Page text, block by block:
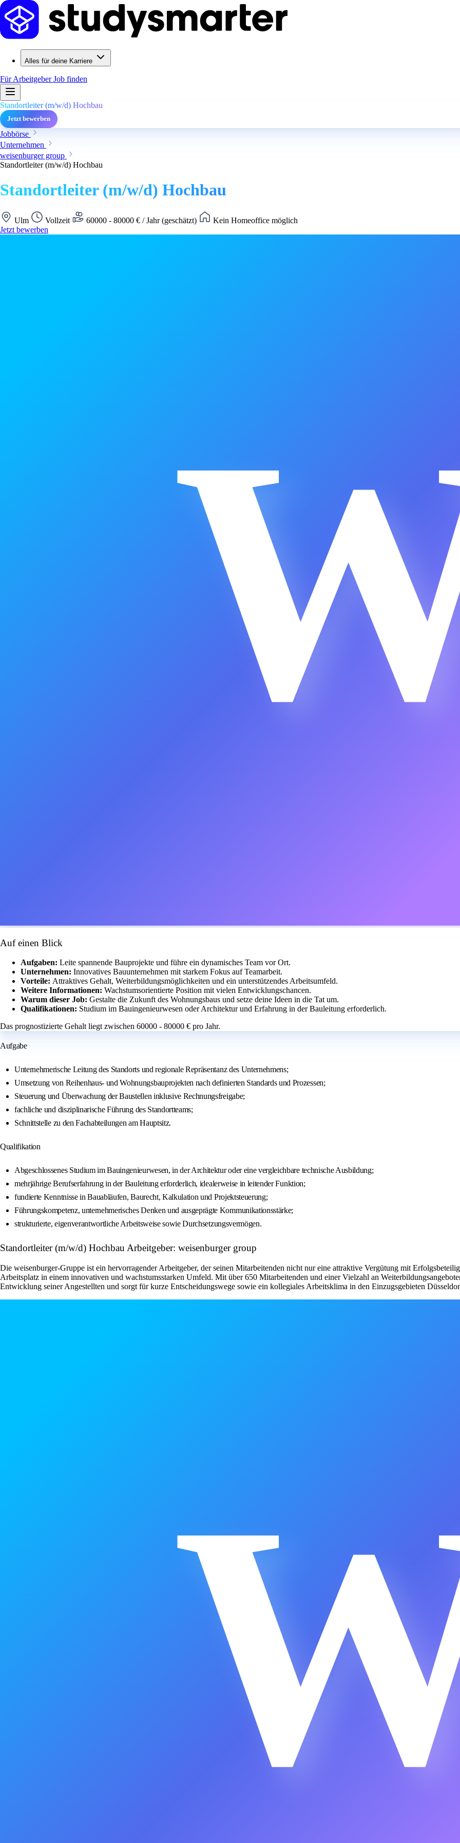
Alles für deine Karriere
Für ArbeitgeberJob finden
Standortleiter (m/w/d) Hochbau
Jetzt bewerben
Jobbörse
Unternehmen
weisenburger group
Standortleiter (m/w/d) Hochbau
Standortleiter (m/w/d) Hochbau
Ulm Vollzeit 60000 - 80000 € / Jahr (geschätzt)
Kein Homeoffice möglich
Jetzt bewerben
Auf einen Blick
Aufgaben: Leite spannende Bauprojekte und führe ein dynamisches Team vor Ort.
Unternehmen: Innovatives Bauunternehmen mit starkem Fokus auf Teamarbeit.
Vorteile: Attraktives Gehalt, Weiterbildungsmöglichkeiten und ein unterstützendes Arbeitsumfeld.
Weitere Informationen: Wachstumsorientierte Position mit vielen Entwicklungschancen.
Warum dieser Job: Gestalte die Zukunft des Wohnungsbaus und setze deine Ideen in die Tat um.
Qualifikationen: Studium im Bauingenieurwesen oder Architektur und Erfahrung in der Bauleitung erforderlich.
Das prognostizierte Gehalt liegt zwischen 60000 - 80000 € pro Jahr.
Aufgabe
Unternehmerische Leitung des Standorts und regionale Repräsentanz des Unternehmens;
Umsetzung von Reihenhaus- und Wohnungsbauprojekten nach definierten Standards und Prozessen;
Steuerung und Überwachung der Baustellen inklusive Rechnungsfreigabe;
fachliche und disziplinarische Führung des Standortteams;
Schnittstelle zu den Fachabteilungen am Hauptsitz.
Qualifikation
Abgeschlossenes Studium im Bauingenieurwesen, in der Architektur oder eine vergleichbare technische Ausbildung;
mehrjährige Berufserfahrung in der Bauleitung erforderlich, idealerweise in leitender Funktion;
fundierte Kenntnisse in Bauabläufen, Baurecht, Kalkulation und Projektsteuerung;
Führungskompetenz, unternehmerisches Denken und ausgeprägte Kommunikationsstärke;
strukturierte, eigenverantwortliche Arbeitsweise sowie Durchsetzungsvermögen.
Standortleiter (m/w/d) Hochbau Arbeitgeber: weisenburger group
Die weisenburger-Gruppe ist ein hervorragender Arbeitgeber, der seinen Mitarbeitenden nicht nur eine attraktive Vergütung mit
Arbeitsplatz in einem innovativen und wachstumsstarken Umfeld. Mit über 650 Mitarbeitenden und einer Vielzahl an
Entwicklung seiner Angestellten und sorgt für kurze Entscheidungswege sowie ein kollegiales Arbeitsklima in den Einzugsgebieten